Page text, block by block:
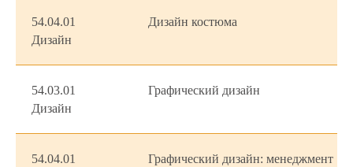
54.04.01
Дизайн
Дизайн костюма
54.03.01
Дизайн
Графический дизайн
54.04.01
Графический дизайн: менеджмент